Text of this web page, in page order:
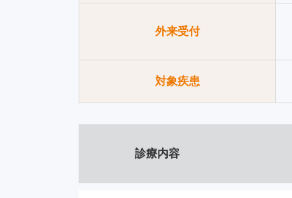
外来受付
対象疾患
診療内容